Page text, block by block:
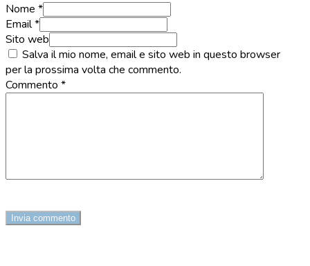
Nome *
Email *
Sito web
Salva il mio nome, email e sito web in questo browser
per la prossima volta che commento.
Commento *